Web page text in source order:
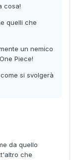
cosa!
quelli che
un nemico
Piece!
si svolgerà
da quello
che